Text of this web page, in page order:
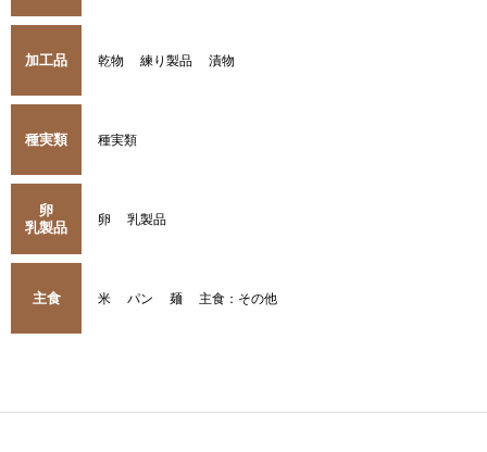
加工品 乾物 練り製品 漬物
種実類 種実類
卵
乳製品
卵 乳製品
主食 米 パン 麺 主食：その他